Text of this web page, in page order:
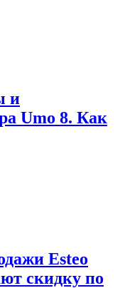
и
Umo 8. Как
Esteo
скидку по